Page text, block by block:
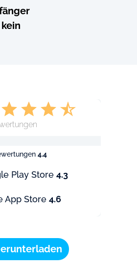
4.4
Play Store 4.3
App Store 4.6